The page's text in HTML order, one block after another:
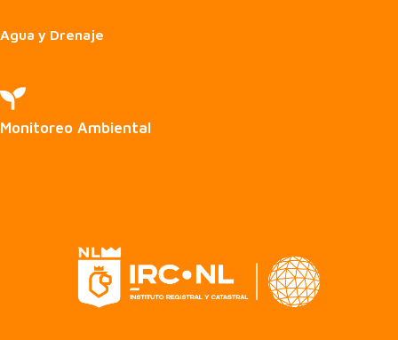
Agua y Drenaje

Monitoreo Ambiental